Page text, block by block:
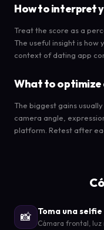
How to interpret
Treat the score as a
The useful insight is
context of dating app
What to
The biggest gains
camera angle,
platform. Retest after
📸 Toma una selfie
Cámara frontal, luz